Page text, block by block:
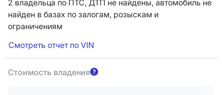
2 владельца по ПТС, ДТП не найдены, автомобиль не
найден в базах по залогам, розыскам и
ограничениям
Смотреть отчет по VIN
Стоимость владения